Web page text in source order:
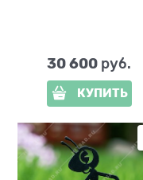
30 600 руб.
КУПИТЬ